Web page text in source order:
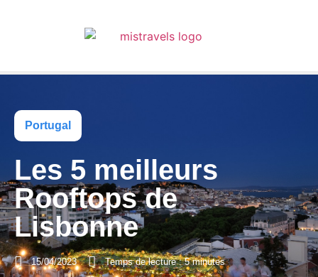
Portugal
Les 5 meilleurs
Rooftops de
Lisbonne
15/04/2023 Temps de lecture : 5 minutes